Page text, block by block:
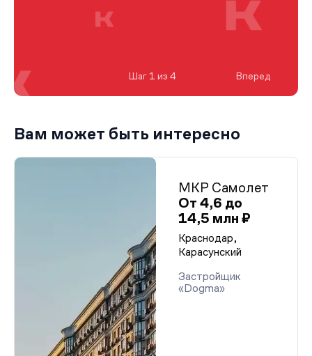
Шаг 1 из 4 Вперед
Вам может быть интересно
МКР Самолет
От 4,6 до
14,5 млн ₽
Краснодар,
Карасунский
Застройщик
«Dogma»